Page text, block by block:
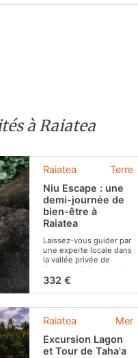
à Raiatea
Terre
Raiatea
Niu Escape : une
demi-journée de
bien-être à
Raiatea
Laissez-vous guider par
une experte locale dans
la vallée privée de
Tepuhapa à Tevaitoa. Ce
havre de verdure vous
332 €
Mer
Raiatea
Excursion Lagon
et Tour de Taha'a